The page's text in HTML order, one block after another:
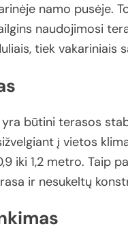
namo pusėje.
naudojimosi
tiek vakariniais
yra būtini terasos
į vietos
iki 1,2 metro. Taip
ir nesukeltų